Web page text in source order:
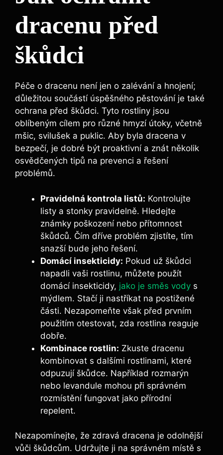
dracenu před
škůdci
Péče o dracenu není jen o zalévání a hnojení;
důležitou součástí úspěšného pěstování je také
ochrana před škůdci. Tyto rostliny jsou
oblíbeným cílem pro různé hmyzí útoky, včetně
mšic, svilušek a puklic. Aby byla dracena v
bezpečí, je dobré být proaktivní a znát několik
osvědčených tipů na prevenci a řešení
problémů.
Pravidelná kontrola listů: Kontrolujte
listy a stonky pravidelně. Hledejte
známky poškození nebo přítomnost
škůdců. Čím dříve problém zjistíte, tím
snazší bude jeho řešení.
Domácí insekticidy: Pokud už škůdci
napadli vaši rostlinu, můžete použít
domácí insekticidy, jako je směs vody s
mýdlem. Stačí ji nastříkat na postižené
části. Nezapomeňte však před prvním
použitím otestovat, zda rostlina reaguje
dobře.
Kombinace rostlin: Zkuste dracenu
kombinovat s dalšími rostlinami, které
odpuzují škůdce. Například rozmarýn
nebo levandule mohou při správném
rozmístění fungovat jako přírodní
repelent.
Nezapomínejte, že zdravá dracena je odolnější
vůči škůdcům. Udržujte ji na správném místě s